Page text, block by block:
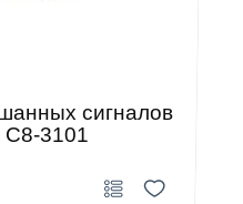
сигналов
3101